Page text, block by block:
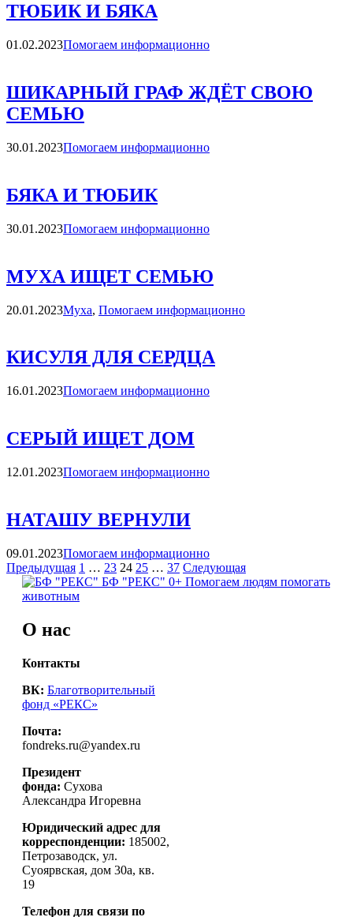
ТЮБИК И БЯКА
01.02.2023Категории
Помогаем информационно
ШИКАРНЫЙ ГРАФ ЖДЁТ СВОЮ
СЕМЬЮ
30.01.2023Категории
Помогаем информационно
БЯКА И ТЮБИК
30.01.2023Категории
Помогаем информационно
МУХА ИЩЕТ СЕМЬЮ
20.01.2023Категории
Муха, Помогаем информационно
КИСУЛЯ ДЛЯ СЕРДЦА
16.01.2023Категории
Помогаем информационно
СЕРЫЙ ИЩЕТ ДОМ
12.01.2023Категории
Помогаем информационно
НАТАШУ ВЕРНУЛИ
09.01.2023Категории
Помогаем информационно
Навигация
по
ПредыдущаяСтраница
Страница
1 … Страница
23 Страница
24 Страница
25 … Страница
37 СледующаяСтраница
БФ "РЕКС" 0+ Помогаем людям помогать
животным
О нас
Контакты
ВК: Благотворительный
фонд «РЕКС»
Почта:
fondreks.ru@yandex.ru
Президент
фонда: Сухова
Александра Игоревна
Юридический адрес для
корреспонденции: 185002,
Петрозаводск, ул.
Суоярвская, дом 30а, кв.
19
Телефон для связи по